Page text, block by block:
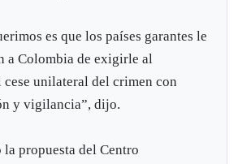
es que los países garantes le
a Colombia de exigirle al
unilateral del crimen con
y vigilancia”, dijo.
propuesta del Centro